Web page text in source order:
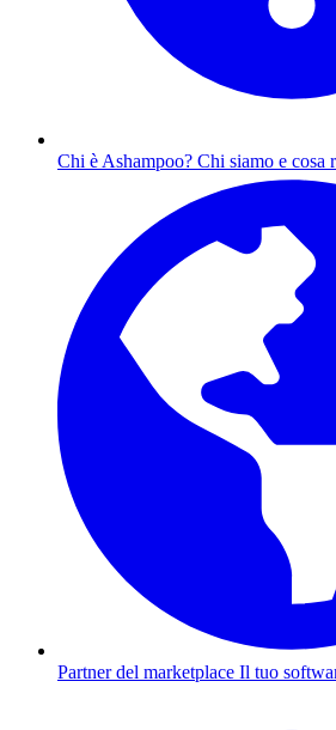
Chi è Ashampoo? Chi siamo e cosa
Partner del marketplace Il tuo